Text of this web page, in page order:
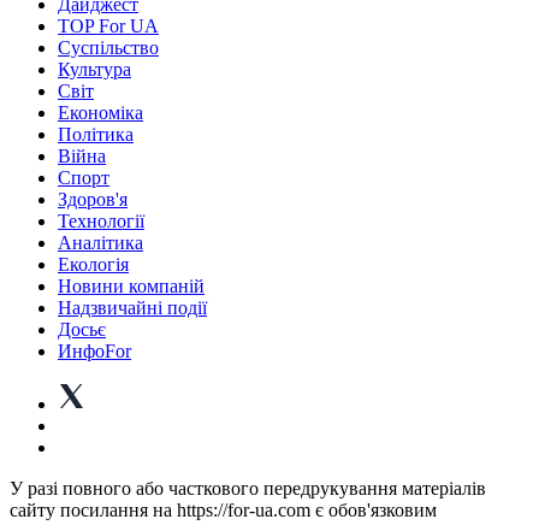
TOP For UA
Суспiльство
Культура
Світ
Економіка
Політика
Війна
Спорт
Здоров'я
Технології
Аналітика
Екологія
Новини компаній
Надзвичайні події
Досьє
ИнфоFor
У разі повного або часткового передрукування матеріалів
сайту посилання на https://for-ua.com є обов'язковим